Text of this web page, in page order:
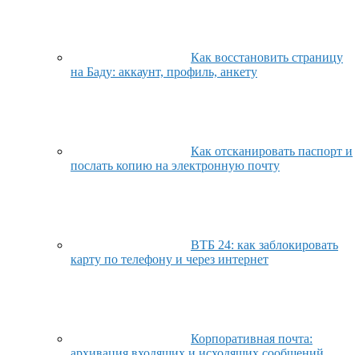
Как восстановить страницу
на Баду: аккаунт, профиль, анкету
Как отсканировать паспорт и
послать копию на электронную почту
ВТБ 24: как заблокировать
карту по телефону и через интернет
Корпоративная почта: